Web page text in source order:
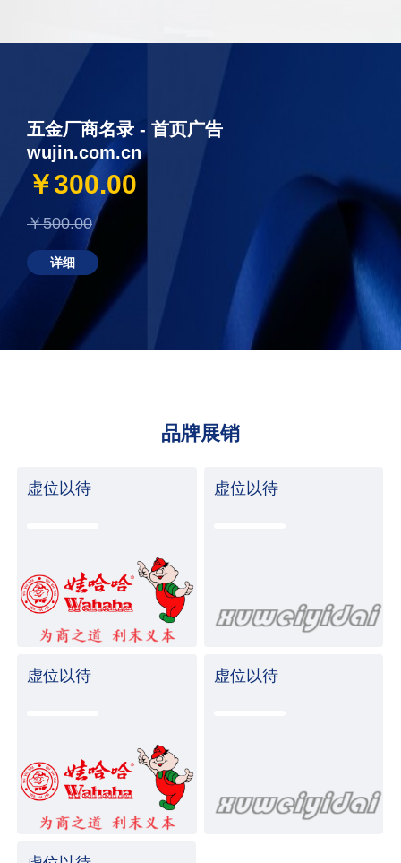
五金厂商名录 - 首页广告
wujin.com.cn
￥300.00
￥500.00
详细
品牌展销
虚位以待 虚位以待
虚位以待 虚位以待